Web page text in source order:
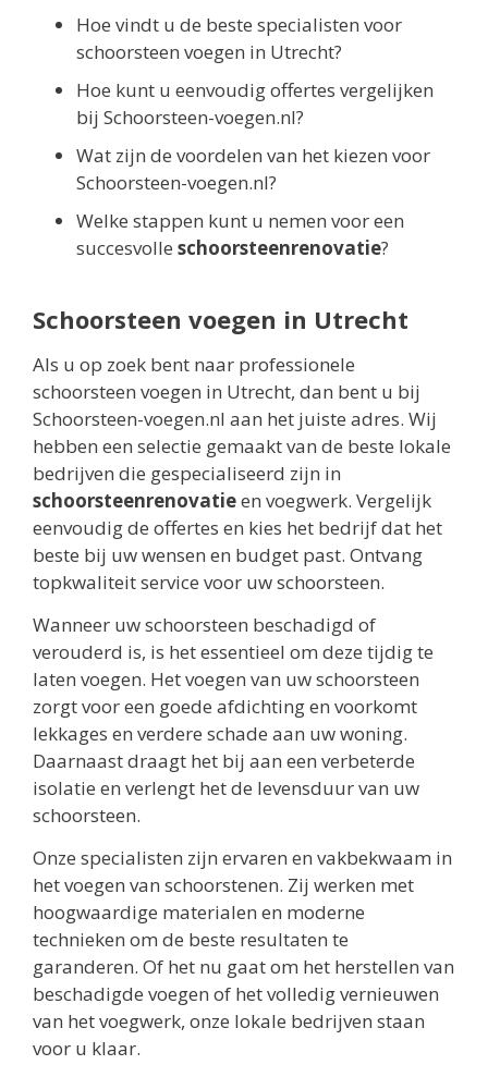
Hoe vindt u de beste specialisten voor
schoorsteen voegen in Utrecht?
Hoe kunt u eenvoudig offertes vergelijken
bij Schoorsteen-voegen.nl?
Wat zijn de voordelen van het kiezen voor
Schoorsteen-voegen.nl?
Welke stappen kunt u nemen voor een
succesvolle schoorsteenrenovatie?
Schoorsteen voegen in Utrecht
Als u op zoek bent naar professionele
schoorsteen voegen in Utrecht, dan bent u bij
Schoorsteen-voegen.nl aan het juiste adres. Wij
hebben een selectie gemaakt van de beste lokale
bedrijven die gespecialiseerd zijn in
schoorsteenrenovatieen voegwerk. Vergelijk
eenvoudig de offertes en kies het bedrijf dat het
beste bij uw wensen en budget past. Ontvang
topkwaliteit service voor uw schoorsteen.
Wanneer uw schoorsteen beschadigd of
verouderd is, is het essentieel om deze tijdig te
laten voegen. Het voegen van uw schoorsteen
zorgt voor een goede afdichting en voorkomt
lekkages en verdere schade aan uw woning.
Daarnaast draagt het bij aan een verbeterde
isolatie en verlengt het de levensduur van uw
schoorsteen.
Onze specialisten zijn ervaren en vakbekwaam in
het voegen van schoorstenen. Zij werken met
hoogwaardige materialen en moderne
technieken om de beste resultaten te
garanderen. Of het nu gaat om het herstellen van
beschadigde voegen of het volledig vernieuwen
van het voegwerk, onze lokale bedrijven staan
voor u klaar.